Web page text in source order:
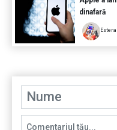
dinafară